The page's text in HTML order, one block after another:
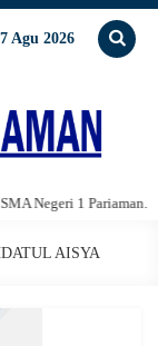
Agu 2026
Negeri 1 Pariaman.
AISYA